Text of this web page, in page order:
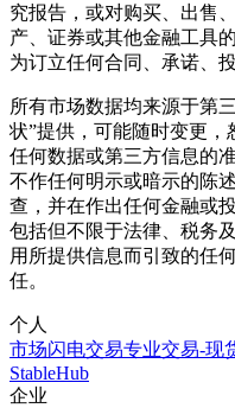
究报告，或对购买、出售
产、证券或其他金融工具
为订立任何合同、承诺、
所有市场数据均来源于第
状”提供，可能随时变更
任何数据或第三方信息的
不作任何明示或暗示的陈
查，并在作出任何金融或
包括但不限于法律、税务
用所提供信息而引致的任
任。
个人
市场闪电交易专业交易-现
StableHub
企业